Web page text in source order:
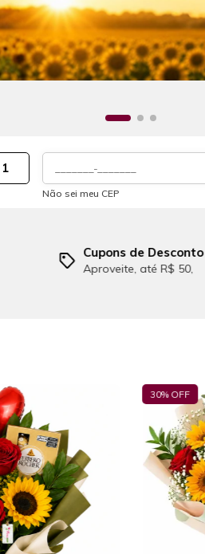
1
Não sei meu CEP
Entrega em até 1h
Veja condições
30% OFF